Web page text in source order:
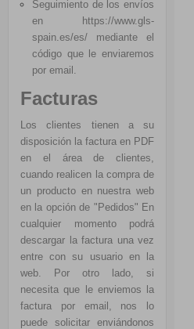
Seguimiento de los envíos
en https://www.gls-
spain.es/es/ mediante el
código que le enviaremos
por email.
Facturas
Los clientes tienen a su
disposición la factura en PDF
en el área de clientes,
cuando realicen la compra de
un producto en nuestra web
en la opción de "Pedidos" En
cualquier momento podrá
descargar la factura una vez
entre con su usuario en la
web. Por otro lado, si
necesita que le enviemos la
factura por email, nos lo
puede solicitar enviándonos